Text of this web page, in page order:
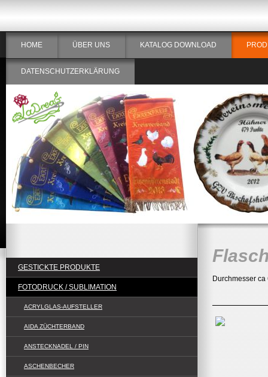
HOME ÜBER UNS KATALOG DOWNLOAD
DATENSCHUTZERKLÄRUNG
GESTICKTE PRODUKTE
FOTODRUCK / SUBLIMATION
ACRYLGLAS-AUFSTELLER
AIDA ZÜCHTERBAND
ANSTECKNADEL / PIN
ASCHENBECHER
Durchmesser ca